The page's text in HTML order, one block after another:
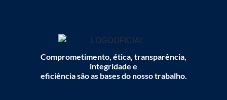
Comprometimento, ética, transparência,
integridade e
eficiência são as bases do nosso trabalho.